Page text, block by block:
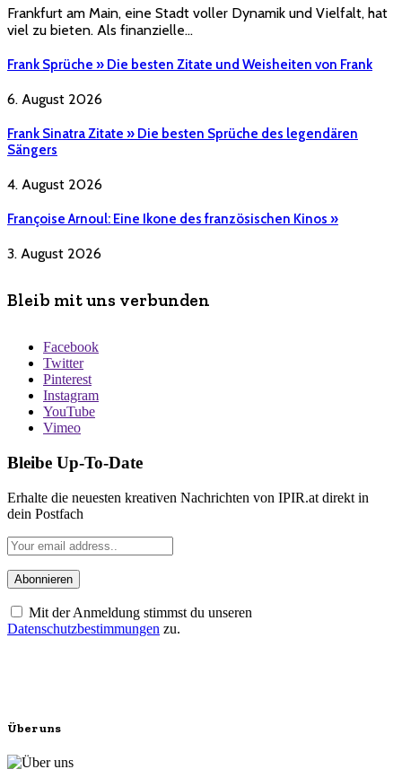
Frankfurt am Main, eine Stadt voller Dynamik und Vielfalt, hat
viel zu bieten. Als finanzielle…
Frank Sprüche » Die besten Zitate und Weisheiten von Frank
6. August 2026
Frank Sinatra Zitate » Die besten Sprüche des legendären
Sängers
4. August 2026
Françoise Arnoul: Eine Ikone des französischen Kinos »
3. August 2026
Bleib mit uns verbunden
Facebook
Twitter
Pinterest
Instagram
YouTube
Vimeo
Bleibe Up-To-Date
Erhalte die neuesten kreativen Nachrichten von IPIR.at direkt in
dein Postfach
Mit der Anmeldung stimmst du unseren
Datenschutzbestimmungen zu.
Über uns